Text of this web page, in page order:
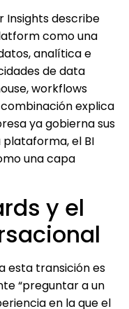
Insights describe
como una
analítica e
de data
workflows
explica
ya gobierna sus
el BI
una capa
y el
esta transición es
“preguntar a un
en la que el